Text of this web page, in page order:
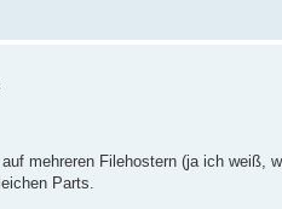
mehreren Filehostern (ja ich weiß,
Parts.